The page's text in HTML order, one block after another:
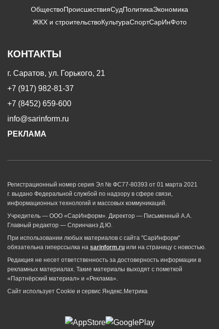
ОбществоПроисшествияСудПолитикаЭкономика
ЖКХ и строительствоКультураСпортСарИнФото
КОНТАКТЫ
г. Саратов, ул. Горького, 21
+7 (917) 982-81-37
+7 (8452) 659-600
info@sarinform.ru
РЕКЛАМА
Регистрационный номер серия Эл № ФС77-80393 от 01 марта 2021
г. выдано Федеральной службой по надзору в сфере связи,
информационных технологий и массовых коммуникаций.
Учредитель — ООО «СарИнформ». Директор — Письменный А.А.
Главный редактор — Спринчанэ Д.Ю.
При использовании любых материалов с сайта "СарИнформ"
обязательна гиперссылка на sarinform.ru или на страницу с новостью.
Редакция не несет ответственность за достоверность информации в
рекламных материалах. Такие материалы выходят с пометкой
«Партнёрский материал» и «Реклама».
Сайт использует Cookie и сервиc Яндекс.Метрика